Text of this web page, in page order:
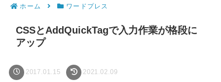
ホーム ワードプレス
CSSとAddQuickTagで入力作業が格段に
アップ
2017.01.15 2021.02.09